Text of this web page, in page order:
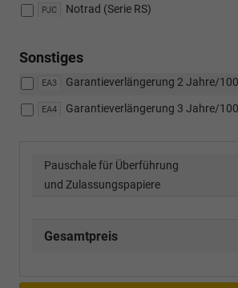
PJC Notrad (Serie RS)
Sonstiges
EA3 Garantieverlängerung 2 Jahre/
EA4 Garantieverlängerung 3 Jahre/
Pauschale für Überführung
und Zulassungspapiere
Gesamtpreis